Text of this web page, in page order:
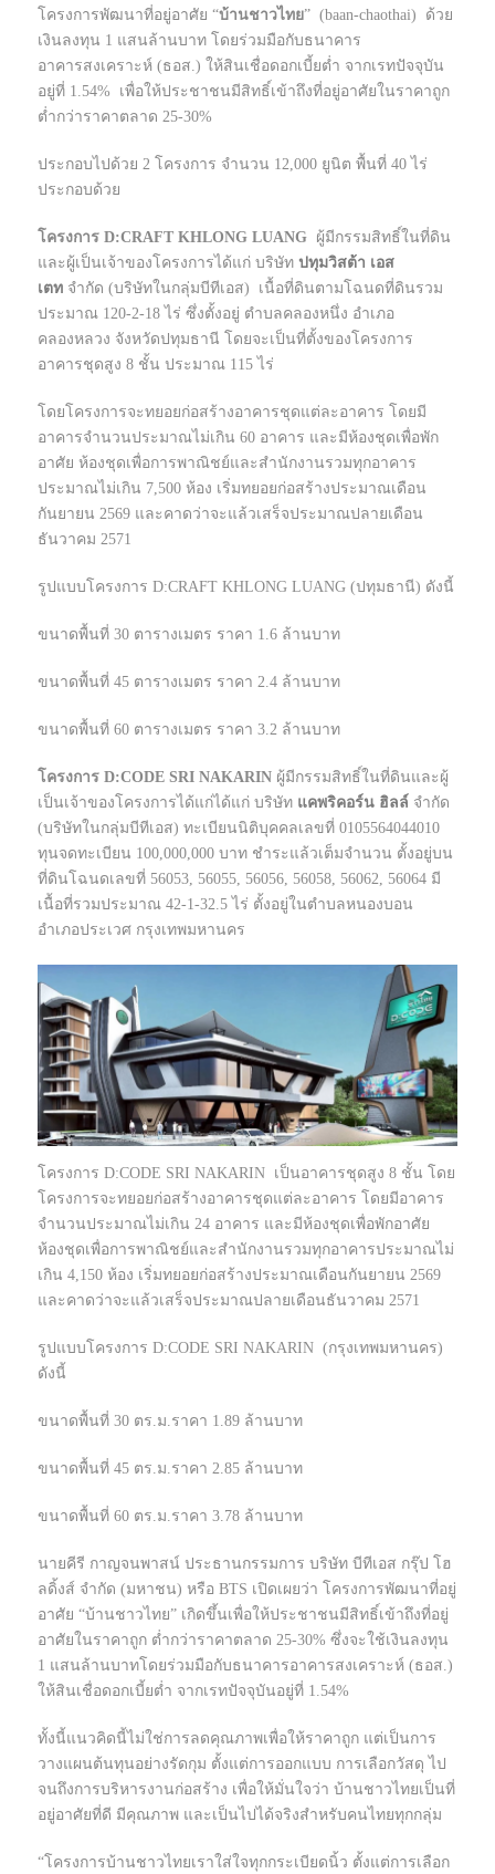
โครงการพัฒนาที่อยู่อาศัย “บ้านชาวไทย” (baan-chaothai) ด้วย
เงินลงทุน 1 แสนล้านบาท โดยร่วมมือกับธนาคาร
อาคารสงเคราะห์ (ธอส.) ให้สินเชื่อดอกเบี้ยต่ำ จากเรทปัจจุบัน
อยู่ที่ 1.54% เพื่อให้ประชาชนมีสิทธิ์เข้าถึงที่อยู่อาศัยในราคาถูก
ต่ำกว่าราคาตลาด 25-30%
ประกอบไปด้วย 2 โครงการ จำนวน 12,000 ยูนิต พื้นที่ 40 ไร่
ประกอบด้วย
โครงการ D:CRAFT KHLONG LUANG ผู้มีกรรมสิทธิ์ในที่ดิน
และผู้เป็นเจ้าของโครงการได้แก่ บริษัท ปทุมวิสต้า เอส
เตท จำกัด (บริษัทในกลุ่มบีทีเอส) เนื้อที่ดินตามโฉนดที่ดินรวม
ประมาณ 120-2-18 ไร่ ซึ่งตั้งอยู่ ตำบลคลองหนึ่ง อำเภอ
คลองหลวง จังหวัดปทุมธานี โดยจะเป็นที่ตั้งของโครงการ
อาคารชุดสูง 8 ชั้น ประมาณ 115 ไร่
โดยโครงการจะทยอยก่อสร้างอาคารชุดแต่ละอาคาร โดยมี
อาคารจำนวนประมาณไม่เกิน 60 อาคาร และมีห้องชุดเพื่อพัก
อาศัย ห้องชุดเพื่อการพาณิชย์และสำนักงานรวมทุกอาคาร
ประมาณไม่เกิน 7,500 ห้อง เริ่มทยอยก่อสร้างประมาณเดือน
กันยายน 2569 และคาดว่าจะแล้วเสร็จประมาณปลายเดือน
ธันวาคม 2571
รูปแบบโครงการ D:CRAFT KHLONG LUANG (ปทุมธานี) ดังนี้
ขนาดพื้นที่ 30 ตารางเมตร ราคา 1.6 ล้านบาท
ขนาดพื้นที่ 45 ตารางเมตร ราคา 2.4 ล้านบาท
ขนาดพื้นที่ 60 ตารางเมตร ราคา 3.2 ล้านบาท
โครงการ D:CODE SRI NAKARIN ผู้มีกรรมสิทธิ์ในที่ดินและผู้
เป็นเจ้าของโครงการได้แก่ได้แก่ บริษัท แคพริคอร์น ฮิลล์ จำกัด
(บริษัทในกลุ่มบีทีเอส) ทะเบียนนิติบุคคลเลขที่ 0105564044010
ทุนจดทะเบียน 100,000,000 บาท ชำระแล้วเต็มจำนวน ตั้งอยู่บน
ที่ดินโฉนดเลขที่ 56053, 56055, 56056, 56058, 56062, 56064 มี
เนื้อที่รวมประมาณ 42-1-32.5 ไร่ ตั้งอยู่ในตำบลหนองบอน
อำเภอประเวศ กรุงเทพมหานคร
โครงการ D:CODE SRI NAKARIN เป็นอาคารชุดสูง 8 ชั้น โดย
โครงการจะทยอยก่อสร้างอาคารชุดแต่ละอาคาร โดยมีอาคาร
จำนวนประมาณไม่เกิน 24 อาคาร และมีห้องชุดเพื่อพักอาศัย
ห้องชุดเพื่อการพาณิชย์และสำนักงานรวมทุกอาคารประมาณไม่
เกิน 4,150 ห้อง เริ่มทยอยก่อสร้างประมาณเดือนกันยายน 2569
และคาดว่าจะแล้วเสร็จประมาณปลายเดือนธันวาคม 2571
รูปแบบโครงการ D:CODE SRI NAKARIN (กรุงเทพมหานคร)
ดังนี้
ขนาดพื้นที่ 30 ตร.ม.ราคา 1.89 ล้านบาท
ขนาดพื้นที่ 45 ตร.ม.ราคา 2.85 ล้านบาท
ขนาดพื้นที่ 60 ตร.ม.ราคา 3.78 ล้านบาท
นายคีรี กาญจนพาสน์ ประธานกรรมการ บริษัท บีทีเอส กรุ๊ป โฮ
ลดิ้งส์ จำกัด (มหาชน) หรือ BTS เปิดเผยว่า โครงการพัฒนาที่อยู่
อาศัย “บ้านชาวไทย” เกิดขึ้นเพื่อให้ประชาชนมีสิทธิ์เข้าถึงที่อยู่
อาศัยในราคาถูก ต่ำกว่าราคาตลาด 25-30% ซึ่งจะใช้เงินลงทุน
1 แสนล้านบาทโดยร่วมมือกับธนาคารอาคารสงเคราะห์ (ธอส.)
ให้สินเชื่อดอกเบี้ยต่ำ จากเรทปัจจุบันอยู่ที่ 1.54%
ทั้งนี้แนวคิดนี้ไม่ใช่การลดคุณภาพเพื่อให้ราคาถูก แต่เป็นการ
วางแผนต้นทุนอย่างรัดกุม ตั้งแต่การออกแบบ การเลือกวัสดุ ไป
จนถึงการบริหารงานก่อสร้าง เพื่อให้มั่นใจว่า บ้านชาวไทยเป็นที่
อยู่อาศัยที่ดี มีคุณภาพ และเป็นไปได้จริงสำหรับคนไทยทุกกลุ่ม
“โครงการบ้านชาวไทยเราใส่ใจทุกกระเบียดนิ้ว ตั้งแต่การเลือก